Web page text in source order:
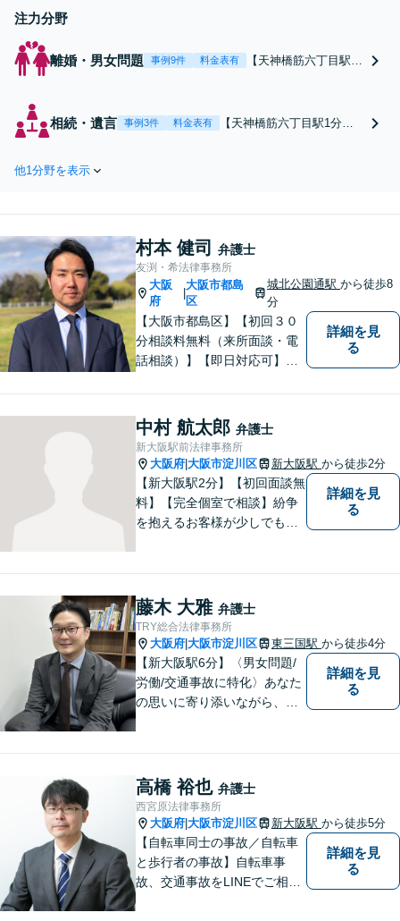
注力分野
離婚・男女問題 事例9件 料金表有
【天神橋筋六丁目駅1
／不貞慰謝料などご相
間・休日面談】
相続・遺言 事例3件 料金表有
【天神橋筋六丁目駅1分】
協議・調停／公正証書遺言
ください！【法テラス利
用】【初回相談無料】【夜
間・休日面談】
他1分野を表示
村本 健司 弁護士
友渕・希法律事務所
大阪
府
|
大阪市都島
区
城北公園通駅から徒歩8
分
【大阪市都島区】【初回３０
分相談料無料（来所面談・電
話相談）】【即日対応可】
【高倉町三丁目バス停徒歩１
分】【当日・夜間・休日相談
可】刑事事件/相続問題/離婚問
題など経験と知識をもとに、
依頼者様の不安を解消し、問
題解決へ導きます
詳細を見
る
中村 航太郎 弁護士
新大阪駅前法律事務所
大阪府 大阪市淀川区 新大阪駅 から徒歩2分
【新大阪駅2分】【初回面談無
料】【完全個室で相談】紛争
を抱えるお客様が少しでも早
なく、事実と法律をもとに根
本的な解決を導くことが弁護
士の役割だと考えています。
詳細を見
る
藤木 大雅 弁護士
TRY総合法律事務所
大阪府 大阪市淀川区 東三国駅 から徒歩4分
【新大阪駅6分】〈男女問題/
労働/交通事故に特化〉あなた
の思いに寄り添いながら、明
据えた解決を目指します。
【メール・電話面談可】【東
三国駅4分】
詳細を見
る
高橋 裕也 弁護士
西宮原法律事務所
大阪府 大阪市淀川区 新大阪駅 から徒歩5分
【自転車同士の事故／自転車
と歩行者の事故】自転車事
故、交通事故をLINEでご相談
詳細を見
る